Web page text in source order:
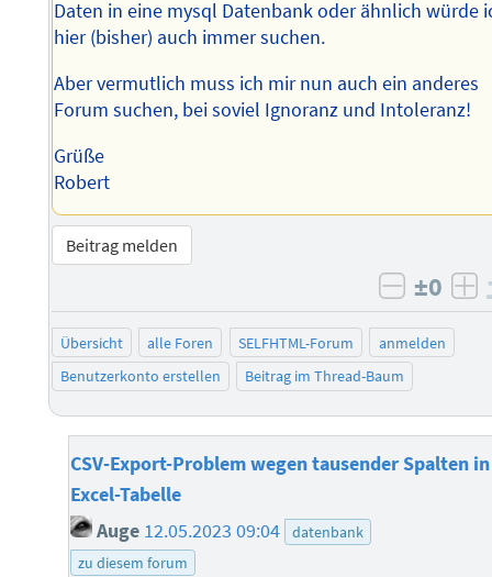
Daten in eine mysql Datenbank oder ähnlich würde
hier (bisher) auch immer suchen.
Aber vermutlich muss ich mir nun auch ein anderes
Forum suchen, bei soviel Ignoranz und Intoleranz!
Grüße
Robert
Beitrag melden
negativ
±0
Übersicht alle Foren SELFHTML-Forum
anmelden
Benutzerkonto erstellen
Beitrag im Thread-Baum
CSV-Export-Problem wegen tausender Spalten in
Excel-Tabelle
Auge 12.05.2023 09:04
datenbank
zu diesem forum